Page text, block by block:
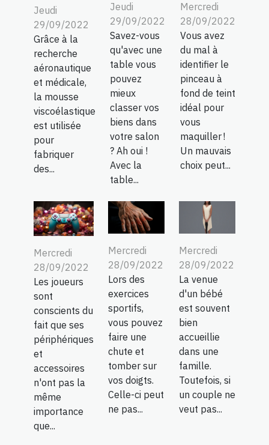
Jeudi
29/09/2022
Grâce à la
recherche
aéronautique
et médicale,
la mousse
viscoélastique
est utilisée
pour
fabriquer
des...
Jeudi
29/09/2022
Savez-vous
qu'avec une
table vous
pouvez
mieux
classer vos
biens dans
votre salon
? Ah oui !
Avec la
table...
Mercredi
28/09/2022
Vous avez
du mal à
identifier le
pinceau à
fond de teint
idéal pour
vous
maquiller !
Un mauvais
choix peut...
Mercredi
28/09/2022
Les joueurs
sont
conscients du
fait que ses
périphériques
et
accessoires
n'ont pas la
même
importance
que...
Mercredi
28/09/2022
Lors des
exercices
sportifs,
vous pouvez
faire une
chute et
tomber sur
vos doigts.
Celle-ci peut
ne pas...
Mercredi
28/09/2022
La venue
d'un bébé
est souvent
bien
accueillie
dans une
famille.
Toutefois, si
un couple ne
veut pas...